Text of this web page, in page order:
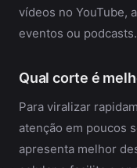
vídeos no YouTube,
eventos ou podcasts.
Qual corte é
Para viralizar
atenção em poucos
apresenta melhor